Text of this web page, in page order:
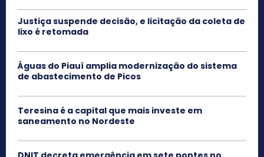
Justiça suspende decisão, e licitação da coleta de
lixo é retomada
Águas do Piauí amplia modernização do sistema
de abastecimento de Picos
Teresina é a capital que mais investe em
saneamento no Nordeste